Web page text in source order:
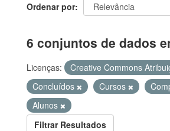
Ordenar por
6 conjuntos de dados
Licenças: Creative Commons
Concluídos
Cursos
Alunos
Filtrar Resultados